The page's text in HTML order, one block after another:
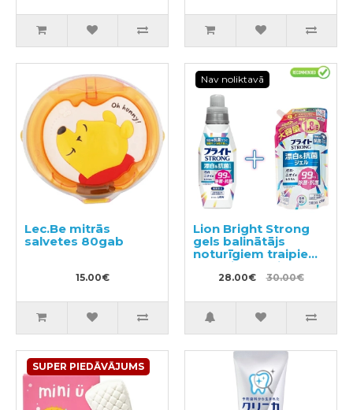
Lec.Be mitrās
salvetes 80gab
15.00€
Nav noliktavā
Lion Bright Strong
gels balinātājs
noturīgiem traipiem
ar antibakteriālu
efektu 510ml +
28.00€ 30.00€
SUPER PIEDĀVĀJUMS